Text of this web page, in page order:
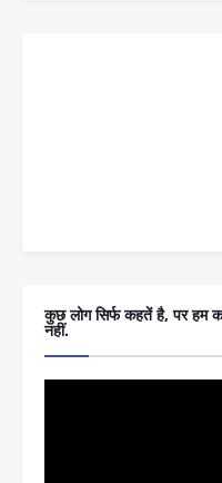
कुछ लोग सिर्फ कहतें है, पर हम
नहीं.